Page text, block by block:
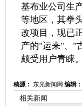
基布业公司生
等地区，其拳
改项目，现已
产的"运来"、"
颇受用户青睐。
稿源： 东光新闻网 编辑：
相关新闻